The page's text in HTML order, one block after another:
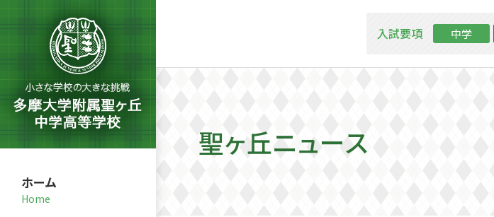
ホーム
入試要項 中学
聖ヶ丘ニュース